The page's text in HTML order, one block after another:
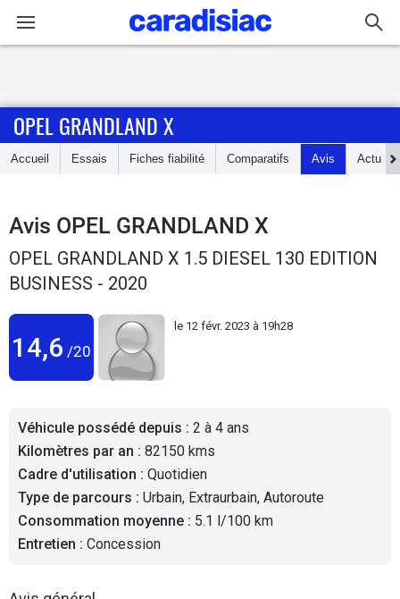
Accueil
Essais
Guide
d'achat
Utilitaires
Flottes
Auto
Services
Forum
OPEL GRANDLAND X
Accueil Essais Fiches fiabilité Comparatifs Avis Actu
Avis OPEL GRANDLAND X
OPEL GRANDLAND X 1.5 DIESEL 130 EDITION
BUSINESS - 2020
14,6 /20
le 12 févr. 2023 à 19h28
Véhicule possédé depuis : 2 à 4 ans
Kilomètres par an : 82150 kms
Cadre d'utilisation : Quotidien
Type de parcours : Urbain, Extraurbain, Autoroute
Consommation moyenne : 5.1 l/100 km
Entretien : Concession